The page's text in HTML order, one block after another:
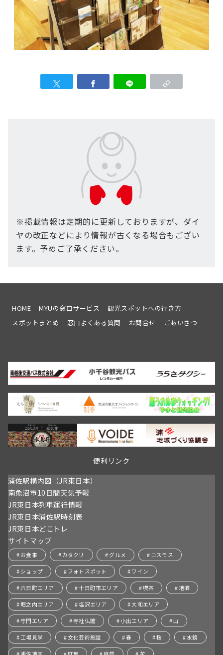
※掲載情報は定期的に更新しておりますが、ダイ
ヤの改正などにより情報が古くなる場合もござい
ます。予めご了承ください。
HOME MYUの窓口サービス
観光スポットへの行き方
スポットまとめ
窓口よくある質問 お問合せ ごあいさつ
便利リンク
浦佐駅構内図（JR東日本）
南魚沼市10日間天気予報
JR東日本列車運行情報
JR東日本浦佐駅時刻表
JR東日本どこトレ
サイトマップ
お食事 カタクリ グルメ コスモス
ショップ フォトスポット ワイン
六日町エリア 十日町市エリア 喫茶 地酒
堀之内エリア 塩沢エリア 大和エリア
守門エリア 寺社仏閣 小出エリア 山
工場見学 文化芸術施設 春 桜 水鏡